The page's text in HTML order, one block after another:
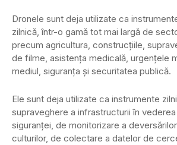
Dronele sunt deja utilizate ca
zilnică, într-o gamă tot mai largă de
precum agricultura, construcţiile,
de filme, asistenţa medicală, urgenţele
mediul, siguranţa şi securitatea publică.
Ele sunt deja utilizate ca instrumente
supraveghere a infrastructurii în
siguranţei, de monitorizare a
culturilor, de colectare a datelor de